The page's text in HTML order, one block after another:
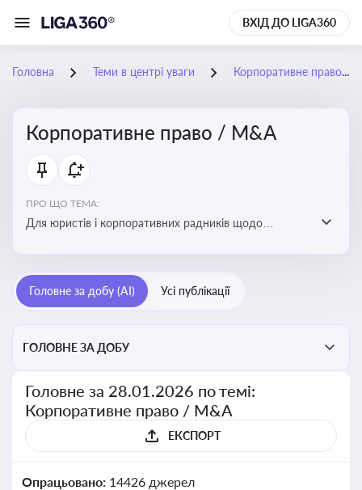
ВХІД ДО LIGA360
Головна Теми в центрі уваги Корпоративне право / M&A
Корпоративне право / M&A
ПРО ЩО ТЕМА:
Для юристів і корпоративних радників щодо
обов’язків мажоритарних і міноритарних акціонерів,
впливу змін у правовому полі на корпоративне
Головне за добу (AI) Усі публікації
ГОЛОВНЕ ЗА ДОБУ
Головне за 28.01.2026 по темі:
Корпоративне право / M&A
ЕКСПОРТ
Опрацьовано: 14426 джерел